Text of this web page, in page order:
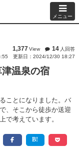
メニュー
1,377View 14 人回答
更新日：2024/12/30 18:27
温泉の宿
ことになりました。バ
、そこから徒歩か送迎
で考えています。